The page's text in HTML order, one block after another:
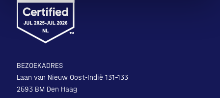
BEZOEKADRES
Laan van Nieuw Oost-Indië 131-133
2593 BM Den Haag